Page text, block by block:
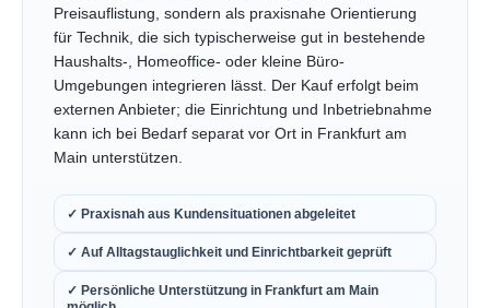
Preisauflistung, sondern als praxisnahe Orientierung
für Technik, die sich typischerweise gut in bestehende
Haushalts-, Homeoffice- oder kleine Büro-
Umgebungen integrieren lässt. Der Kauf erfolgt beim
externen Anbieter; die Einrichtung und Inbetriebnahme
kann ich bei Bedarf separat vor Ort in Frankfurt am
Main unterstützen.
✓ Praxisnah aus Kundensituationen abgeleitet
✓ Auf Alltagstauglichkeit und Einrichtbarkeit geprüft
✓ Persönliche Unterstützung in Frankfurt am Main